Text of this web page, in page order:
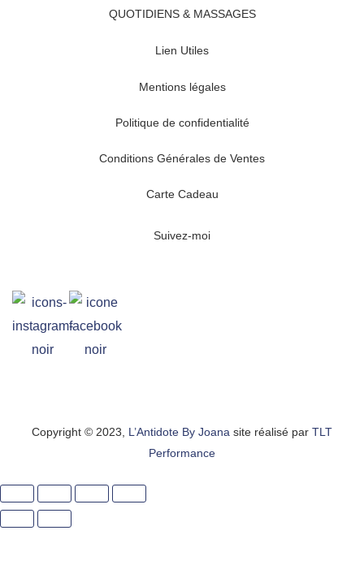
QUOTIDIENS & MASSAGES
Lien Utiles
Mentions légales
Politique de confidentialité
Conditions Générales de Ventes
Carte Cadeau
Suivez-moi
Copyright © 2023, L’Antidote By Joana site réalisé par TLT
Performance